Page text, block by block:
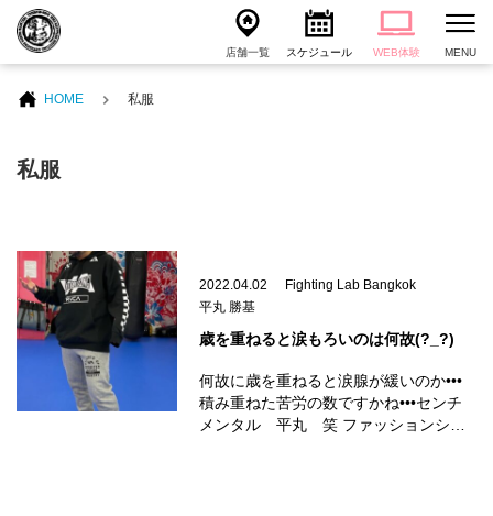
店舗一覧 スケジュール WEB体験 MENU
HOME 私服
私服
2022.04.02
Fighting Lab Bangkok
平丸 勝基
歳を重ねると涙もろいのは何故(?_?)
何故に歳を重ねると涙腺が緩いのか•••
積み重ねた苦労の数ですかね•••センチ
メンタル 平丸 笑 ファッションシ…